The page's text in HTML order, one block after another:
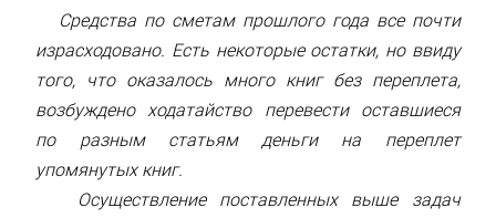
Средства по сметам прошлого года все почти
израсходовано. Есть некоторые остатки, но ввиду
того, что оказалось много книг без переплета,
возбуждено ходатайство перевести оставшиеся
по разным статьям деньги на переплет
упомянутых книг.
Осуществление поставленных выше задач